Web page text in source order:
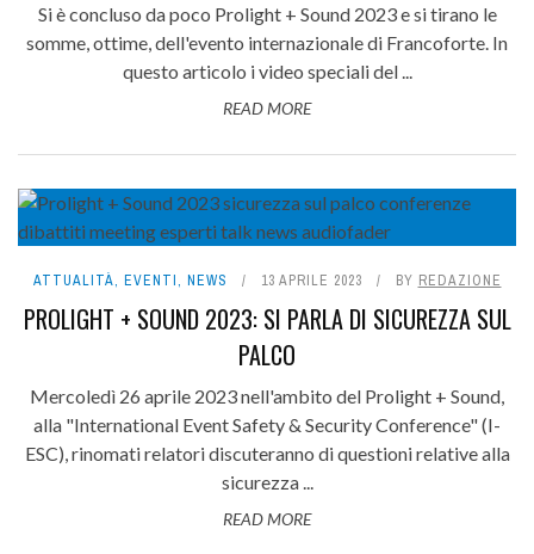
Si è concluso da poco Prolight + Sound 2023 e si tirano le
somme, ottime, dell'evento internazionale di Francoforte. In
questo articolo i video speciali del ...
READ MORE
ATTUALITÀ, EVENTI, NEWS 13 APRILE 2023 BY REDAZIONE
PROLIGHT + SOUND 2023: SI PARLA DI SICUREZZA SUL
PALCO
Mercoledì 26 aprile 2023 nell'ambito del Prolight + Sound,
alla "International Event Safety & Security Conference" (I-
ESC), rinomati relatori discuteranno di questioni relative alla
sicurezza ...
READ MORE